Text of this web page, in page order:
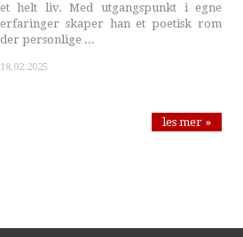
et helt liv. Med utgangspunkt i egne
erfaringer skaper han et poetisk rom
der personlige ...
18.02.2025
les mer »